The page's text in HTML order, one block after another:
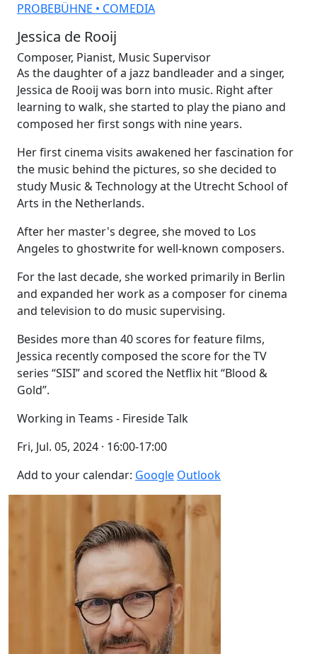
PROBEBÜHNE • COMEDIA
Jessica de Rooij
Composer, Pianist, Music Supervisor
As the daughter of a jazz bandleader and a singer,
Jessica de Rooij was born into music. Right after
learning to walk, she started to play the piano and
composed her first songs with nine years.
Her first cinema visits awakened her fascination for
the music behind the pictures, so she decided to
study Music & Technology at the Utrecht School of
Arts in the Netherlands.
After her master's degree, she moved to Los
Angeles to ghostwrite for well-known composers.
For the last decade, she worked primarily in Berlin
and expanded her work as a composer for cinema
and television to do music supervising.
Besides more than 40 scores for feature films,
Jessica recently composed the score for the TV
series “SISI” and scored the Netflix hit “Blood &
Gold”.
Working in Teams - Fireside Talk
Fri, Jul. 05, 2024 · 16:00-17:00
Add to your calendar: Google Outlook